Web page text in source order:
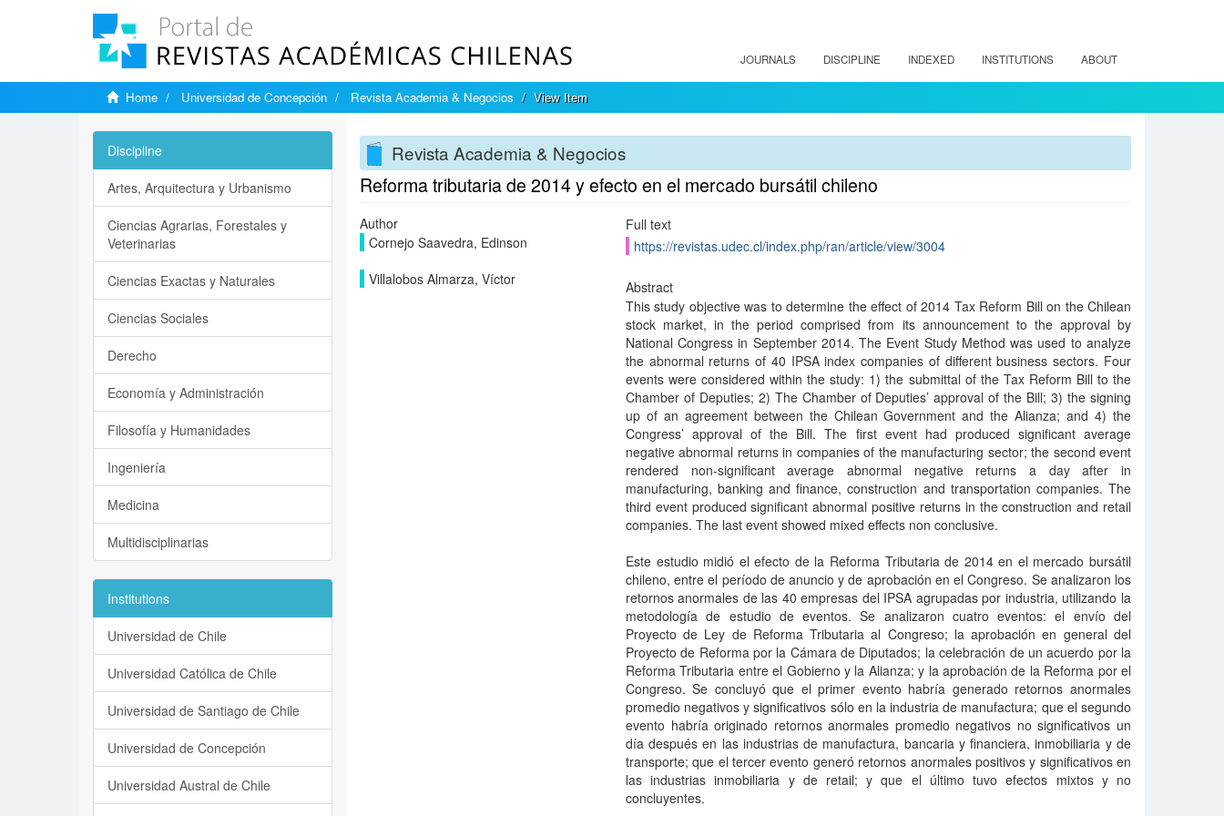
JOURNALS DISCIPLINE INDEXED INSTITUTIONS ABOUT
Home Universidad de Concepción Revista Academia & Negocios View Item
Revista Academia & Negocios
Reforma tributaria de 2014 y efecto en el mercado bursátil chileno
Author
Cornejo Saavedra, Edinson
Villalobos Almarza, Víctor
Full text
https://revistas.udec.cl/index.php/ran/article/view/3004
Abstract
This study objective was to determine the effect of 2014 Tax Reform Bill on the Chilean
stock market, in the period comprised from its announcement to the approval by
National Congress in September 2014. The Event Study Method was used to analyze
the abnormal returns of 40 IPSA index companies of different business sectors. Four
events were considered within the study: 1) the submittal of the Tax Reform Bill to the
Chamber of Deputies; 2) The Chamber of Deputies’ approval of the Bill; 3) the signing
up of an agreement between the Chilean Government and the Alianza; and 4) the
Congress’ approval of the Bill. The first event had produced significant average
negative abnormal returns in companies of the manufacturing sector; the second event
rendered non-significant average abnormal negative returns a day after in
manufacturing, banking and finance, construction and transportation companies. The
third event produced significant abnormal positive returns in the construction and retail
companies. The last event showed mixed effects non conclusive.
Este estudio midió el efecto de la Reforma Tributaria de 2014 en el mercado bursátil
chileno, entre el período de anuncio y de aprobación en el Congreso. Se analizaron los
retornos anormales de las 40 empresas del IPSA agrupadas por industria, utilizando la
metodología de estudio de eventos. Se analizaron cuatro eventos: el envío del
Proyecto de Ley de Reforma Tributaria al Congreso; la aprobación en general del
Proyecto de Reforma por la Cámara de Diputados; la celebración de un acuerdo por la
Reforma Tributaria entre el Gobierno y la Alianza; y la aprobación de la Reforma por el
Congreso. Se concluyó que el primer evento habría generado retornos anormales
promedio negativos y significativos sólo en la industria de manufactura; que el segundo
evento habría originado retornos anormales promedio negativos no significativos un
día después en las industrias de manufactura, bancaria y financiera, inmobiliaria y de
transporte; que el tercer evento generó retornos anormales positivos y significativos en
las industrias inmobiliaria y de retail; y que el último tuvo efectos mixtos y no
concluyentes.
Discipline
Artes, Arquitectura y Urbanismo
Ciencias Agrarias, Forestales y
Veterinarias
Ciencias Exactas y Naturales
Ciencias Sociales
Derecho
Economía y Administración
Filosofía y Humanidades
Ingeniería
Medicina
Multidisciplinarias
Institutions
Universidad de Chile
Universidad Católica de Chile
Universidad de Santiago de Chile
Universidad de Concepción
Universidad Austral de Chile